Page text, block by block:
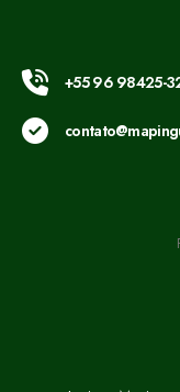
+55 96 98425-